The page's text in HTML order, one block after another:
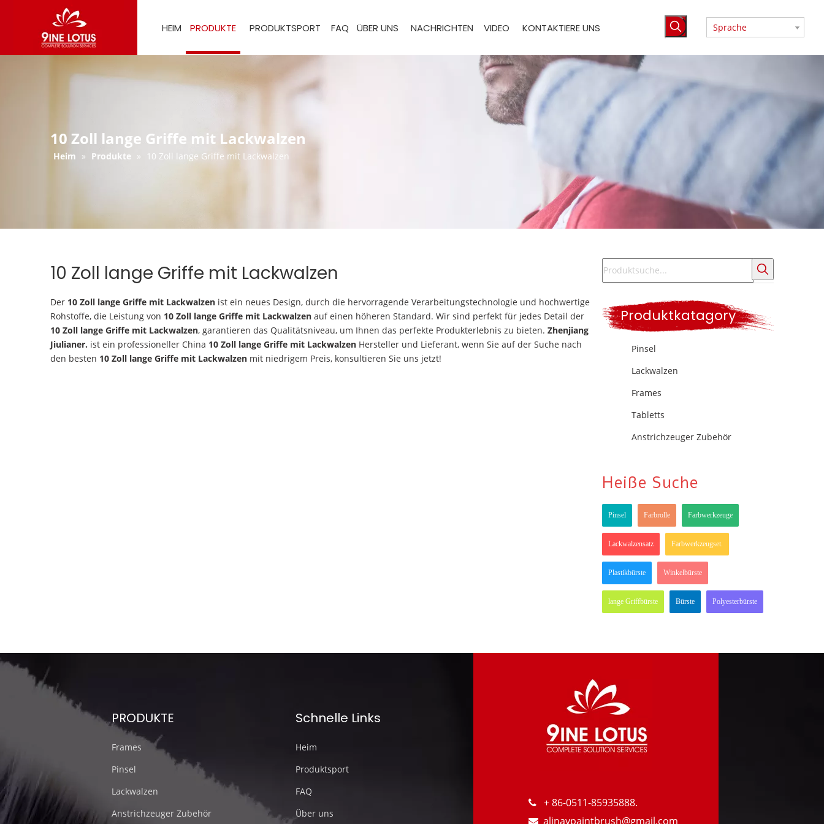
HEIM PRODUKTE PRODUKTSPORT FAQ ÜBER UNS NACHRICHTEN VIDEO KONTAKTIERE UNS Sprache
10 Zoll lange Griffe mit Lackwalzen
Heim » Produkte » 10 Zoll lange Griffe mit Lackwalzen
10 Zoll lange Griffe mit Lackwalzen
Der 10 Zoll lange Griffe mit Lackwalzen ist ein neues Design, durch die hervorragende Verarbeitungstechnologie und hochwertige
Rohstoffe, die Leistung von 10 Zoll lange Griffe mit Lackwalzen auf einen höheren Standard. Wir sind perfekt für jedes Detail der
10 Zoll lange Griffe mit Lackwalzen, garantieren das Qualitätsniveau, um Ihnen das perfekte Produkterlebnis zu bieten. Zhenjiang
Jiulianer. ist ein professioneller China 10 Zoll lange Griffe mit Lackwalzen Hersteller und Lieferant, wenn Sie auf der Suche nach
den besten 10 Zoll lange Griffe mit Lackwalzen mit niedrigem Preis, konsultieren Sie uns jetzt!
Produktkatagory
Pinsel
Lackwalzen
Frames
Tabletts
Anstrichzeuger Zubehör
Heiße Suche
Pinsel Farbrolle Farbwerkzeuge
Lackwalzensatz Farbwerkzeugset.
Plastikbürste Winkelbürste
lange Griffbürste Bürste Polyesterbürste
PRODUKTE
Frames
Pinsel
Lackwalzen
Anstrichzeuger Zubehör
Schnelle Links
Heim
Produktsport
FAQ
Über uns
 + 86-0511-85935888.
 alinaypaintbrush@gmail.com